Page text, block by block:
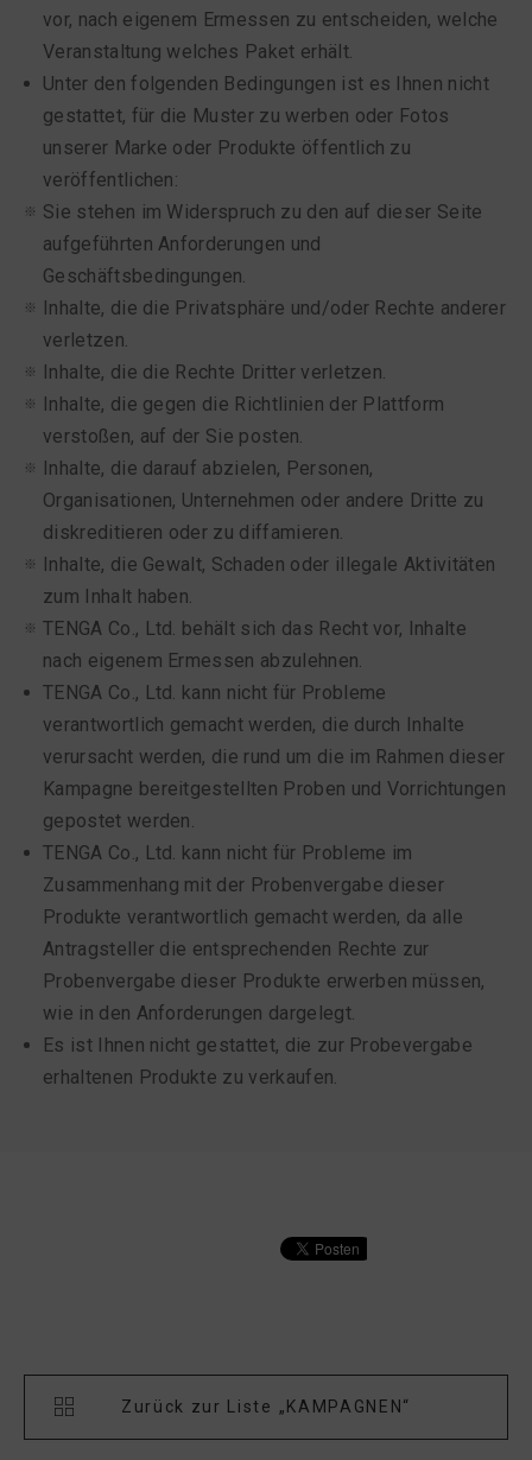
vor, nach eigenem Ermessen zu entscheiden, welche
Veranstaltung welches Paket erhält.
Unter den folgenden Bedingungen ist es Ihnen nicht
gestattet, für die Muster zu werben oder Fotos
unserer Marke oder Produkte öffentlich zu
veröffentlichen:
Sie stehen im Widerspruch zu den auf dieser Seite
aufgeführten Anforderungen und
Geschäftsbedingungen.
Inhalte, die die Privatsphäre und/oder Rechte anderer
verletzen.
Inhalte, die die Rechte Dritter verletzen.
Inhalte, die gegen die Richtlinien der Plattform
verstoßen, auf der Sie posten.
Inhalte, die darauf abzielen, Personen,
Organisationen, Unternehmen oder andere Dritte zu
diskreditieren oder zu diffamieren.
Inhalte, die Gewalt, Schaden oder illegale Aktivitäten
zum Inhalt haben.
TENGA Co., Ltd. behält sich das Recht vor, Inhalte
nach eigenem Ermessen abzulehnen.
TENGA Co., Ltd. kann nicht für Probleme
verantwortlich gemacht werden, die durch Inhalte
verursacht werden, die rund um die im Rahmen dieser
Kampagne bereitgestellten Proben und Vorrichtungen
gepostet werden.
TENGA Co., Ltd. kann nicht für Probleme im
Zusammenhang mit der Probenvergabe dieser
Produkte verantwortlich gemacht werden, da alle
Antragsteller die entsprechenden Rechte zur
Probenvergabe dieser Produkte erwerben müssen,
wie in den Anforderungen dargelegt.
Es ist Ihnen nicht gestattet, die zur Probevergabe
erhaltenen Produkte zu verkaufen.
Zurück zur Liste „KAMPAGNEN“